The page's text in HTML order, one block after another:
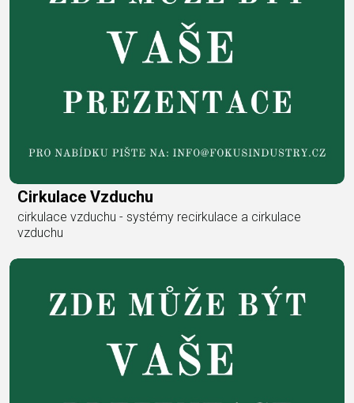
Cirkulace Vzduchu
cirkulace vzduchu - systémy recirkulace a cirkulace
vzduchu